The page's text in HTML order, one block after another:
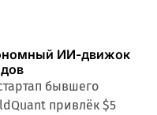
ИИ-движок
бывшего
привлёк $5